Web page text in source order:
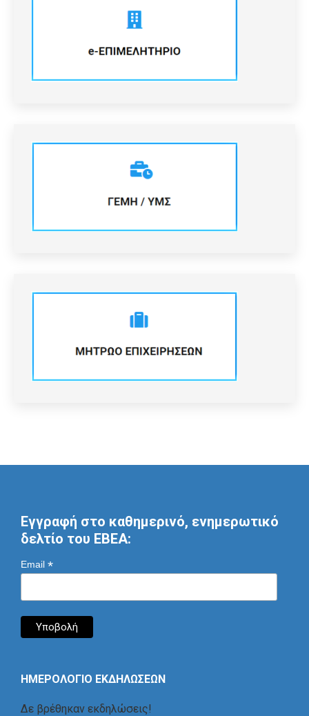
Εγγραφή στο καθημερινό, ενημερωτικό
δελτίο του ΕΒΕΑ:
Email *
ΗΜΕΡΟΛΟΓΙΟ ΕΚΔΗΛΩΣΕΩΝ
Δε βρέθηκαν εκδηλώσεις!